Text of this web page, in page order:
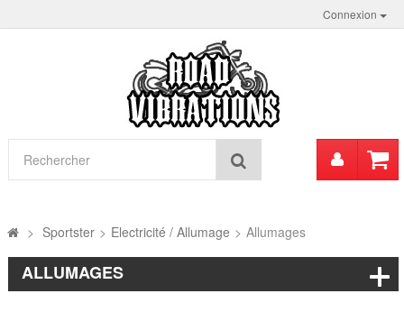
Connexion
Mon
> Sportster > Electricité / Allumage > Allumages
ALLUMAGES